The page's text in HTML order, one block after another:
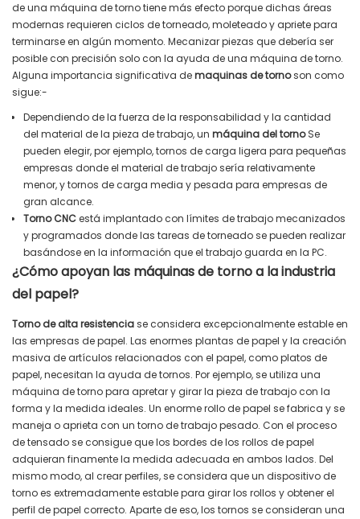
de una máquina de torno tiene más efecto porque dichas áreas
modernas requieren ciclos de torneado, moleteado y apriete para
terminarse en algún momento. Mecanizar piezas que debería ser
posible con precisión solo con la ayuda de una máquina de torno.
Alguna importancia significativa demaquinas de tornoson como
sigue:-
Dependiendo de la fuerza de la responsabilidad y la cantidad
del material de la pieza de trabajo, unmáquina del tornoSe
pueden elegir, por ejemplo, tornos de carga ligera para pequeñas
empresas donde el material de trabajo sería relativamente
menor, y tornos de carga media y pesada para empresas de
gran alcance.
Torno CNCestá implantado con límites de trabajo mecanizados
y programados donde las tareas de torneado se pueden realizar
basándose en la información que el trabajo guarda en la PC.
¿Cómo apoyan las máquinas de torno a la industria
del papel?
Torno de alta resistenciase considera excepcionalmente estable en
las empresas de papel. Las enormes plantas de papel y la creación
masiva de artículos relacionados con el papel, como platos de
papel, necesitan la ayuda de tornos. Por ejemplo, se utiliza una
máquina de torno para apretar y girar la pieza de trabajo con la
forma y la medida ideales. Un enorme rollo de papel se fabrica y se
maneja o aprieta con un torno de trabajo pesado. Con el proceso
de tensado se consigue que los bordes de los rollos de papel
adquieran finamente la medida adecuada en ambos lados. Del
mismo modo, al crear perfiles, se considera que un dispositivo de
torno es extremadamente estable para girar los rollos y obtener el
perfil de papel correcto. Aparte de eso, los tornos se consideran una